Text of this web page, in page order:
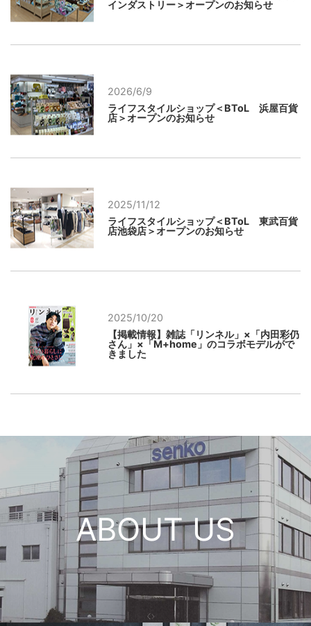
インダストリー＞オープンのお知らせ
2026/6/9
ライフスタイルショップ＜BToL 浜屋百貨
店＞オープンのお知らせ
2025/11/12
ライフスタイルショップ＜BToL 東武百貨
店池袋店＞オープンのお知らせ
2025/10/20
【掲載情報】雑誌「リンネル」×「内田彩仍
さん」×「M+home」のコラボモデルがで
きました
ABOUT US